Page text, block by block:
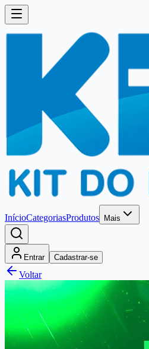
InícioCategoriasProdutos Mais
Entrar Cadastrar-se
Voltar